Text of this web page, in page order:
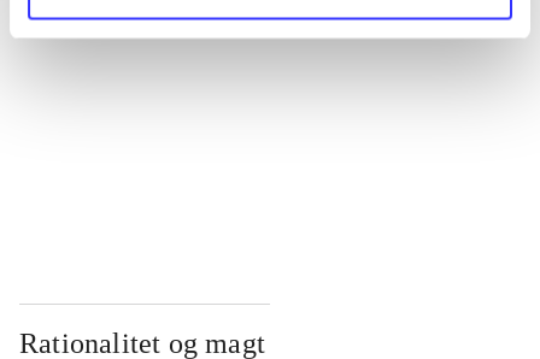
Rationalitet og magt